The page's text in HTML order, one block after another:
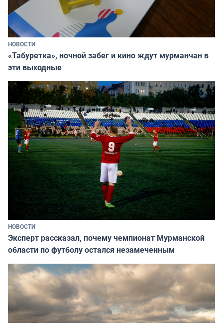
НОВОСТИ
«Табуретка», ночной забег и кино ждут мурманчан в
эти выходные
НОВОСТИ
Эксперт рассказал, почему чемпионат Мурманской
области по футболу остался незамеченным